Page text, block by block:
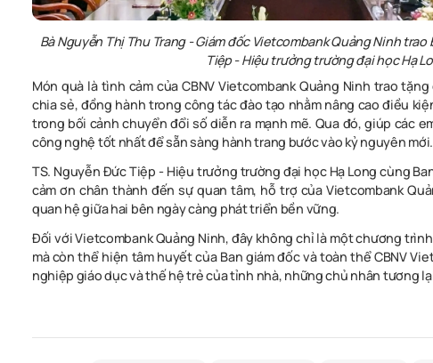
Bà Nguyễn Thị Thu Trang - Giám đốc Vietcombank Quảng Ninh
Tiệp - Hiệu trưởng trường đại học Hạ
Món quà là tình cảm của CBNV Vietcombank Quảng Ninh trao
chia sẻ, đồng hành trong công tác đào tạo nhằm nâng cao điều
trong bối cảnhchuyển đổi số diễn ra mạnh mẽ. Qua đó, giúp các
công nghệ tốt nhất để sẵn sàng hành trang bước vào kỷ nguyên mới.
TS. Nguyễn Đức Tiệp - Hiệu trưởng trường đại học Hạ Long cùng
cảm ơn chân thành đến sự quan tâm, hỗ trợ của Vietcombank
quan hệ giữa hai bên ngày càng phát triển bền vững.
Đối với Vietcombank Quảng Ninh,đây không chỉ là một chương
mà còn thể hiện tâm huyết của Ban giám đốc và toàn thể CBNV
nghiệp giáo dục và thế hệ trẻ của tỉnh nhà, những chủ nhân tương